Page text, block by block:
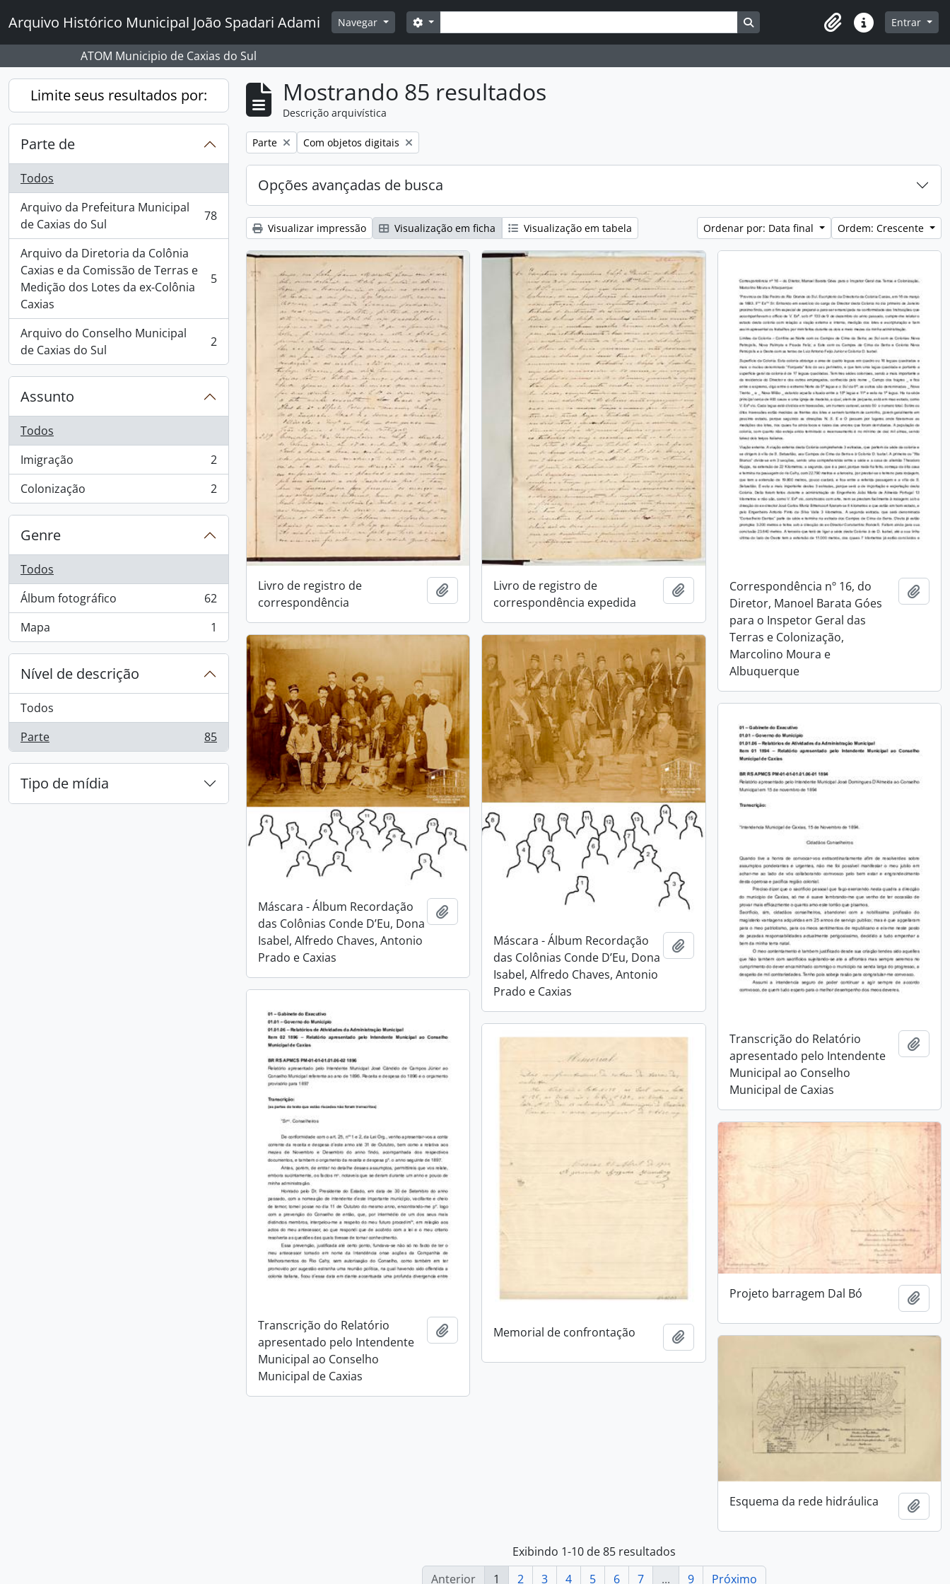
Arquivo Histórico Municipal João Spadari Adami Navegar Buscar
Opções de busca Busque na página de navegação
Atalhos Entrar
ATOM Municipio de Caxias do Sul
Limite seus resultados por:
Parte de
Todos
Arquivo da Prefeitura Municipal
de Caxias do Sul
, 78 resultados 78
Arquivo da Diretoria da Colônia
Caxias e da Comissão de Terras e
Medição dos Lotes da ex-Colônia
Caxias
, 5 resultados 5
Arquivo do Conselho Municipal
de Caxias do Sul
, 2 resultados 2
Assunto
Todos
Imigração
, 2 resultados
2
Colonização
, 2 resultados 2
Genre
Todos
Álbum fotográfico
, 62 resultados
62
Mapa
, 1 resultados 1
Nível de descrição
Todos
Parte
, 85 resultados 85
Tipo de mídia
Mostrando 85 resultados
Descrição arquivística
Remover filtro:
Parte Remover filtro:
Com objetos digitais
Opções avançadas de busca
Visualizar impressão Visualização em ficha Visualização em tabela Ordenar por: Data final Ordem: Crescente
Livro de registro de
correspondência
Adicionar a área de transferência
Livro de registro de
correspondência expedida
Adicionar a área de transferência
Correspondência nº 16, do
Diretor, Manoel Barata Góes
para o Inspetor Geral das
Terras e Colonização,
Marcolino Moura e
Albuquerque
Máscara - Álbum Recordação
das Colônias Conde D’Eu, Dona
Isabel, Alfredo Chaves, Antonio
Prado e Caxias
Máscara - Álbum Recordação
das Colônias Conde D’Eu, Dona
Isabel, Alfredo Chaves, Antonio
Prado e Caxias
Adicionar a área de transferência
Transcrição do Relatório
apresentado pelo Intendente
Municipal ao Conselho
Municipal de Caxias
Transcrição do Relatório
apresentado pelo Intendente
Municipal ao Conselho
Municipal de Caxias
Adicionar a área de transferência
Memorial de confrontação Adicionar a área de transferência
Projeto barragem Dal Bó
Esquema da rede hidráulica
Exibindo 1-10 de 85 resultados
Anterior
1 2 3 4 5 6 7 ... 9 Próximo